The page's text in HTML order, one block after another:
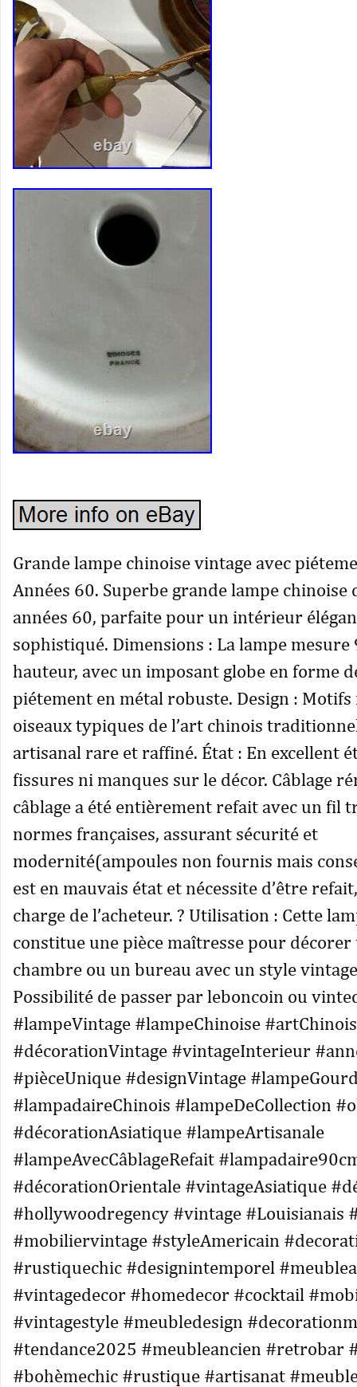
Grande lampe chinoise vintage avec
Années 60. Superbe grande lampe chinoise
années 60, parfaite pour un intérieur
sophistiqué. Dimensions : La lampe mesure
hauteur, avec un imposant globe en forme
piétement en métal robuste. Design :
oiseaux typiques de l’art chinois
artisanal rare et raffiné. État : En excellent
fissures ni manques sur le décor. Câblage
câblage a été entièrement refait avec un fil
normes françaises, assurant sécurité et
modernité(ampoules non fournis mais
est en mauvais état et nécessite d’être
charge de l’acheteur. ? Utilisation : Cette
constitue une pièce maîtresse pour décorer
chambre ou un bureau avec un style
Possibilité de passer par leboncoin ou
#lampeVintage #lampeChinoise #artChinois
#décorationVintage #vintageInterieur
#pièceUnique #designVintage
#lampadaireChinois #lampeDeCollection
#décorationAsiatique #lampeArtisanale
#lampeAvecCâblageRefait
#décorationOrientale #vintageAsiatique
#hollywoodregency #vintage #Louisianais
#mobiliervintage #styleAmericain
#rustiquechic #designintemporel
#vintagedecor #homedecor #cocktail
#vintagestyle #meubledesign
#tendance2025 #meubleancien #retrobar
#bohèmechic #rustique #artisanat